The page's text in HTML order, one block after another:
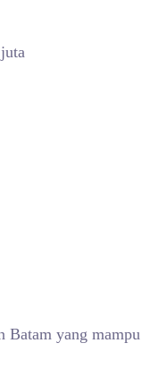
Batam yang mampu